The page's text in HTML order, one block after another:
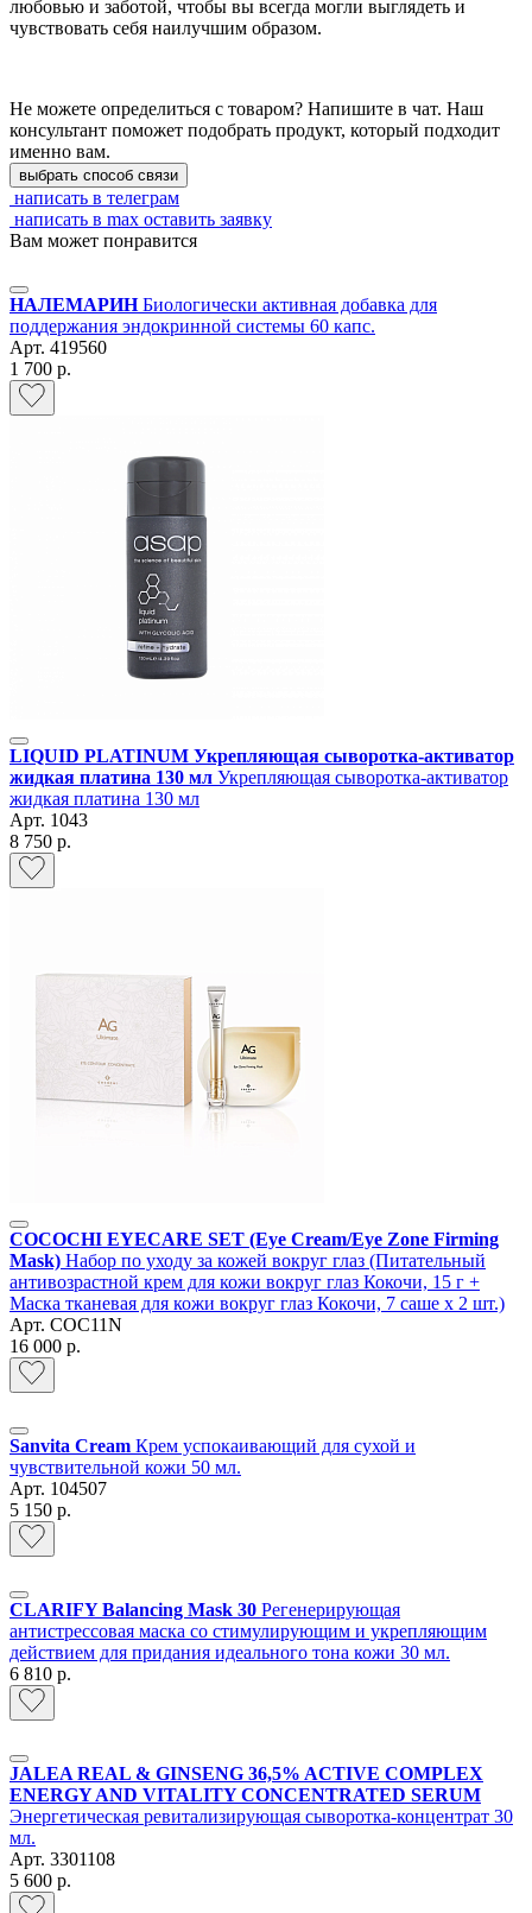
любовью и заботой, чтобы вы всегда могли выглядеть и
чувствовать себя наилучшим образом.
Не можете определиться с товаром? Напишите в чат. Наш
консультант поможет подобрать продукт, который подходит
именно вам.
выбрать способ связи
написать в телеграм
написать в max оставить заявку
Вам может понравится
НАЛЕМАРИНБиологически активная добавка для
поддержания эндокринной системы 60 капс.
Арт. 419560
1 700 р.
LIQUID PLATINUM Укрепляющая сыворотка-активатор
жидкая платина 130 мл Укрепляющая сыворотка-активатор
жидкая платина 130 мл
Арт. 1043
8 750 р.
COCOCHI EYECARE SET (Eye Cream/Eye Zone Firming
Mask) Набор по уходу за кожей вокруг глаз (Питательный
антивозрастной крем для кожи вокруг глаз Кокочи, 15 г +
Маска тканевая для кожи вокруг глаз Кокочи, 7 саше х 2 шт.)
Арт. COC11N
16 000 р.
Sanvita Cream Крем успокаивающий для сухой и
чувствительной кожи 50 мл.
Арт. 104507
5 150 р.
CLARIFY Balancing Mask 30 Регенерирующая
антистрессовая маска со стимулирующим и укрепляющим
действием для придания идеального тона кожи 30 мл.
6 810 р.
JALEA REAL & GINSENG 36,5% ACTIVE COMPLEX
ENERGY AND VITALITY CONCENTRATED SERUM
Энергетическая ревитализирующая сыворотка-концентрат 30
мл.
Арт. 3301108
5 600 р.